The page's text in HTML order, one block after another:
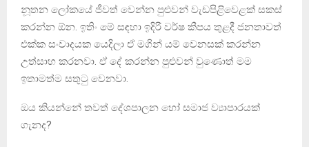
නූතන ලෝකයේ ජීවත් වෙන්න පුළුවන් වැඩපිළිවෙළක් සකස්
කරන්න ඕන. ඉතිං මේ සඳහා ඉදිරි වර්ෂ කීපය තුළදී ජනතාවත්
එක්ක සංවාදයක යෙදිලා ඒ මගින් යම් වෙනසක් කරන්න
උත්සාහ කරනවා. ඒ දේ කරන්න පුළුවන් වුණොත් මම
ඉතාමත්ම සතුටු වෙනවා.
ඔය කියන්නේ තවත් දේශපාලන හෝ සමාජ ව්‍යාපාරයක්
ගැනද?